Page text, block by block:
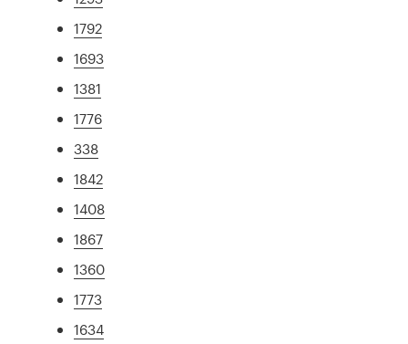
1792
1693
1381
1776
338
1842
1408
1867
1360
1773
1634